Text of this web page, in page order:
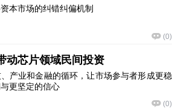
本市场的纠错纠偏机制
(0)
动芯片领域民间投资
产业和金融的循环，让市场参与者形成更稳
更坚定的信心
(0)